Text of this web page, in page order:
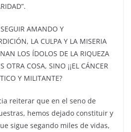
AMANDO Y
LA CULPA Y LA MISERIA
LOS ÍDOLOS DE LA RIQUEZA
OTRA COSA, SINO ¡¡EL CÁNCER
Y MILITANTE?
reiterar que en el seno de
hemos dejado constituir y
sigue segando miles de vidas,